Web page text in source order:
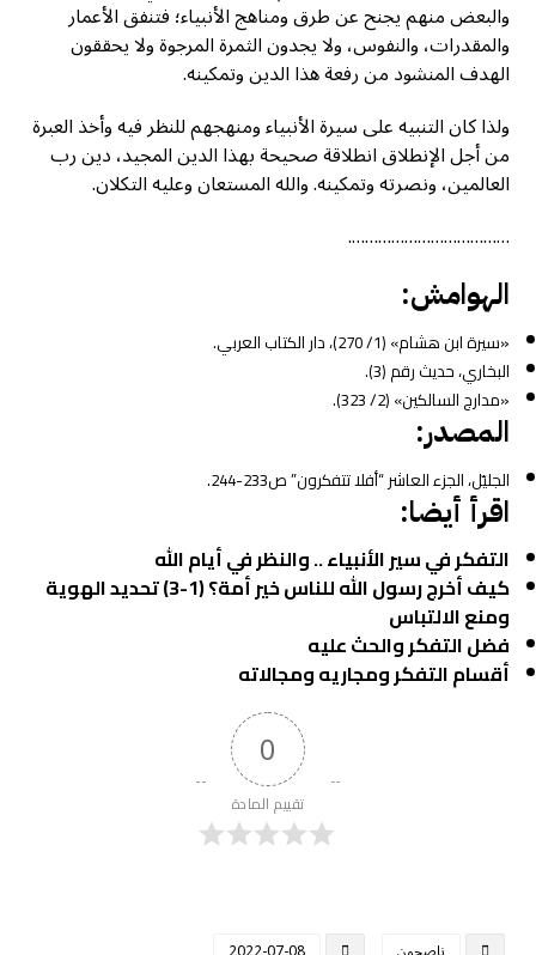
والبعض منهم يجنح عن طرق ومناهج الأنبياء؛ فتنفق الأعمار
والمقدرات، والنفوس، ولا يجدون الثمرة المرجوة ولا يحققون
الهدف المنشود من رفعة هذا الدين وتمكينه.
ولذا كان التنبيه على سيرة الأنبياء ومنهجهم للنظر فيه وأخذ العبرة
من أجل الإنطلاق انطلاقة صحيحة بهذا الدين المجيد، دين رب
العالمين، ونصرته وتمكينه. والله المستعان وعليه التكلان.
……………………………….
الهوامش:
«سيرة ابن هشام» (1/ 270)، دار الكتاب العربي.
البخاري، حديث رقم (3).
«مدارج السالكين» (2/ 323).
المصدر:
الجليّل، الجزء العاشر “أفلا تتفكرون” ص233-244.
اقرأ أيضا:
التفكر في سير الأنبياء .. والنظر في أيام الله
كيف أخرج رسول الله للناس خير أمة؟ (1-3) تحديد الهوية
ومنع الالتباس
فضل التفكر والحث عليه
أقسام التفكر ومجاريه ومجالاته
0
تقييم المادة